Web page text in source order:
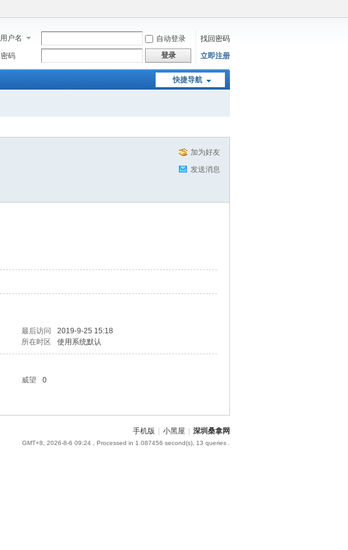
用户名 自动登录
找回密码
密码
登录 立即注册
快捷导航
加为好友
发送消息
最后访问
2019-9-25 15:18
所在时区 使用系统默认
威望
0
手机版 小黑屋 深圳桑拿网
GMT+8, 2026-8-6 09:24 , Processed in 1.087456 second(s), 13 queries .